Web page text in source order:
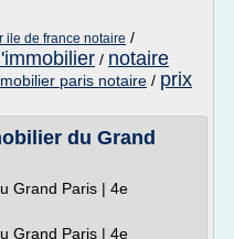
ile de france notaire /
/ notaire
paris notaire / prix
du Grand
Grand Paris | 4e
Grand Paris | 4e